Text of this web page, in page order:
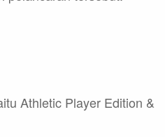
Athletic Player Edition &